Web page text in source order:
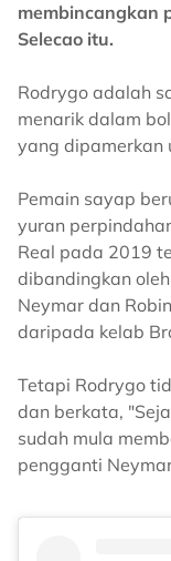
membincangkan
Selecao itu.
Rodrygo adalah
menarik dalam
yang dipamerkan
Pemain sayap
yuran
Real pada 2019
dibandingkan
Neymar dan
daripada kelab
Tetapi Rodrygo
dan berkata,
sudah mula
pengganti